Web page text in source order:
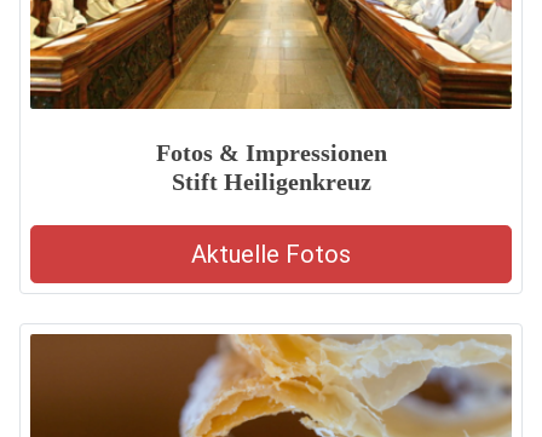
Fotos & Impressionen
Stift Heiligenkreuz
Aktuelle Fotos